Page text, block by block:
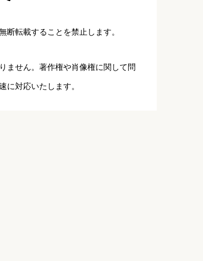
断転載することを禁止します。
ません。著作権や肖像権に関して問
に対応いたします。